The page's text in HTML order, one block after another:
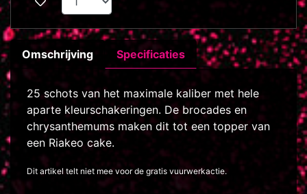
Omschrijving Specificaties
25 schots van het maximale kaliber met hele
aparte kleurschakeringen. De brocades en
chrysanthemums maken dit tot een topper van
een Riakeo cake.
Dit artikel telt niet mee voor de gratis vuurwerkactie.